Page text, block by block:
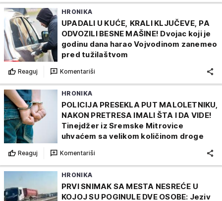
HRONIKA
UPADALI U KUĆE, KRALI KLJUČEVE, PA
ODVOZILI BESNE MAŠINE! Dvojac koji je
godinu dana harao Vojvodinom zanemeo
pred tužilaštvom
Reaguj Komentariši
HRONIKA
POLICIJA PRESEKLA PUT MALOLETNIKU,
NAKON PRETRESA IMALI ŠTA I DA VIDE!
Tinejdžer iz Sremske Mitrovice
uhvaćem sa velikom količinom droge
Reaguj Komentariši
HRONIKA
PRVI SNIMAK SA MESTA NESREĆE U
KOJOJ SU POGINULE DVE OSOBE: Jeziv